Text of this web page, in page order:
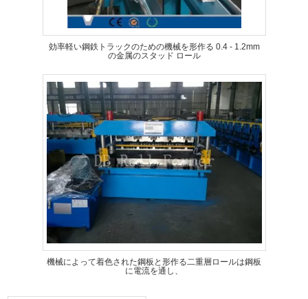
効率軽い鋼鉄トラックのための機械を形作る 0.4 - 1.2mm
の金属のスタッド ロール
機械によって着色された鋼板と形作る二重層ロールは鋼板
に電流を通し、